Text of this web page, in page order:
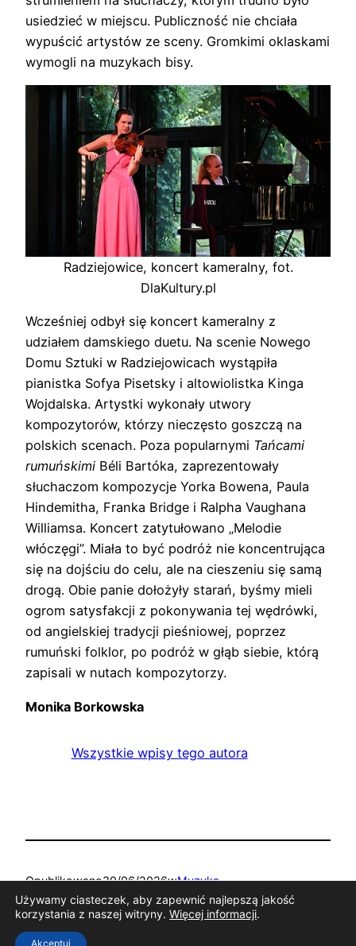
usiedzieć w miejscu. Publiczność nie chciała
wypuścić artystów ze sceny. Gromkimi oklaskami
wymogli na muzykach bisy.
Radziejowice, koncert kameralny, fot.
DlaKultury.pl
Wcześniej odbył się koncert kameralny z
udziałem damskiego duetu. Na scenie Nowego
Domu Sztuki w Radziejowicach wystąpiła
pianistka Sofya Pisetsky i altowiolistka Kinga
Wojdalska. Artystki wykonały utwory
kompozytorów, którzy nieczęsto goszczą na
polskich scenach. Poza popularnymi Tańcami
rumuńskimi Béli Bartóka, zaprezentowały
słuchaczom kompozycje Yorka Bowena, Paula
Hindemitha, Franka Bridge i Ralpha Vaughana
Williamsa. Koncert zatytułowano „Melodie
włóczęgi”. Miała to być podróż nie koncentrująca
się na dojściu do celu, ale na cieszeniu się samą
drogą. Obie panie dołożyły starań, byśmy mieli
ogrom satysfakcji z pokonywania tej wędrówki,
od angielskiej tradycji pieśniowej, poprzez
rumuński folklor, po podróż w głąb siebie, którą
zapisali w nutach kompozytorzy.
Monika Borkowska
Wszystkie wpisy tego autora
Opublikowano30/06/2026wMuzyka
Tagi:
Używamy ciasteczek, aby zapewnić najlepszą jakość
korzystania z naszej witryny. Więcej informacji.
Akceptuj